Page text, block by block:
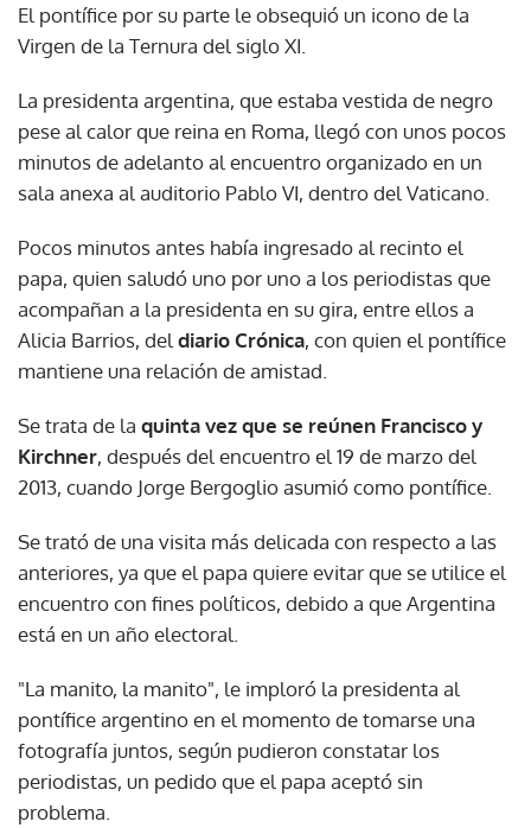
El pontífice por su parte le obsequió un icono de la
Virgen de la Ternura del siglo XI.
La presidenta argentina, que estaba vestida de negro
pese al calor que reina en Roma, llegó con unos pocos
minutos de adelanto al encuentro organizado en un
sala anexa al auditorio Pablo VI, dentro del Vaticano.
Pocos minutos antes había ingresado al recinto el
papa, quien saludó uno por uno a los periodistas que
acompañan a la presidenta en su gira, entre ellos a
Alicia Barrios, del diario Crónica, con quien el pontífice
mantiene una relación de amistad.
Se trata de la quinta vez que se reúnen Francisco y
Kirchner, después del encuentro el 19 de marzo del
2013, cuando Jorge Bergoglio asumió como pontífice.
Se trató de una visita más delicada con respecto a las
anteriores, ya que el papa quiere evitar que se utilice el
encuentro con fines políticos, debido a que Argentina
está en un año electoral.
"La manito, la manito", le imploró la presidenta al
pontífice argentino en el momento de tomarse una
fotografía juntos, según pudieron constatar los
periodistas, un pedido que el papa aceptó sin
problema.